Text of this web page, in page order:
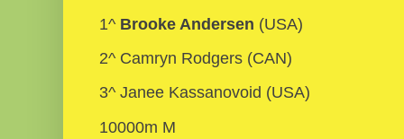
1^ Brooke Andersen (USA)
2^ Camryn Rodgers (CAN)
3^ Janee Kassanovoid (USA)
10000m M